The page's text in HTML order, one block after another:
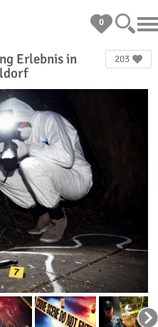
0
Erlebnis in
203